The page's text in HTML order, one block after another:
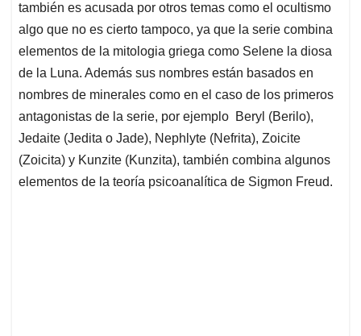
también es acusada por otros temas como el ocultismo
algo que no es cierto tampoco, ya que la serie combina
elementos de la mitologia griega como Selene la diosa
de la Luna. Además sus nombres están basados en
nombres de minerales como en el caso de los primeros
antagonistas de la serie, por ejemplo Beryl (Berilo),
Jedaite (Jedita o Jade), Nephlyte (Nefrita), Zoicite
(Zoicita) y Kunzite (Kunzita), también combina algunos
elementos de la teoría psicoanalítica de Sigmon Freud.